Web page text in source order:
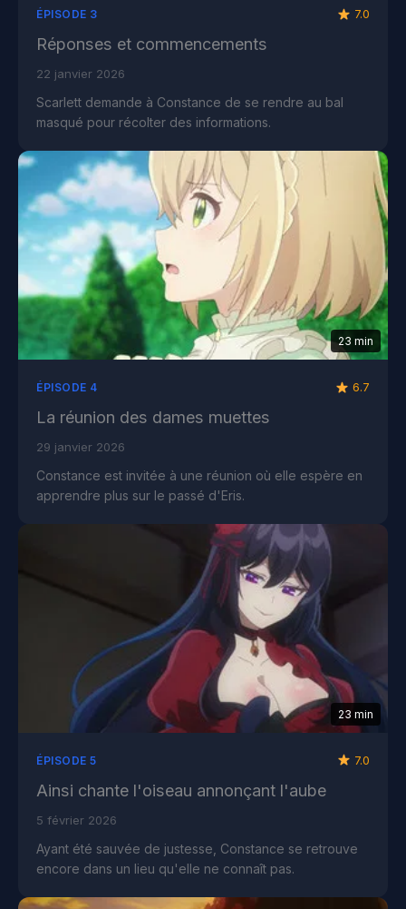
ÉPISODE 3 7.0
Réponses et commencements
22 janvier 2026
Scarlett demande à Constance de se rendre au bal
masqué pour récolter des informations.
23 min
ÉPISODE 4 6.7
La réunion des dames muettes
29 janvier 2026
Constance est invitée à une réunion où elle espère en
apprendre plus sur le passé d'Eris.
23 min
ÉPISODE 5 7.0
Ainsi chante l'oiseau annonçant l'aube
5 février 2026
Ayant été sauvée de justesse, Constance se retrouve
encore dans un lieu qu'elle ne connaît pas.